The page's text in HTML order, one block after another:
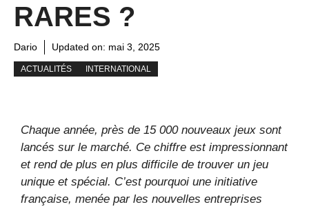
RARES ?
Dario Updated on: mai 3, 2025
ACTUALITÉS INTERNATIONAL
Chaque année, près de 15 000 nouveaux jeux sont
lancés sur le marché. Ce chiffre est impressionnant
et rend de plus en plus difficile de trouver un jeu
unique et spécial. C’est pourquoi une initiative
française, menée par les nouvelles entreprises